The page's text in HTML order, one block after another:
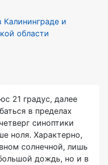
21 градус, далее
в пределах
синоптики
ноля. Характерно,
солнечной, лишь
дождь, но и в